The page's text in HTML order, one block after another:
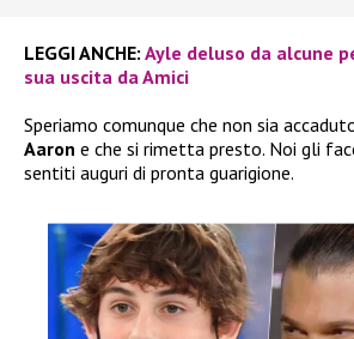
LEGGI ANCHE: Ayle deluso da alcune
sua uscita da Amici
Speriamo comunque che non sia
Aaron e che si rimetta presto. Noi gli
sentiti auguri di pronta guarigione.